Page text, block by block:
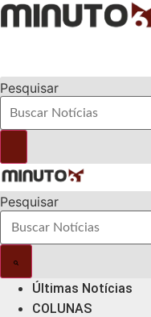
Ir
para
Pesquisar
Pesquisar
Últimas Notícias
COLUNAS